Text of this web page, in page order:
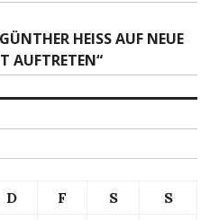
HEISS AUF NEUE A
D F S
S